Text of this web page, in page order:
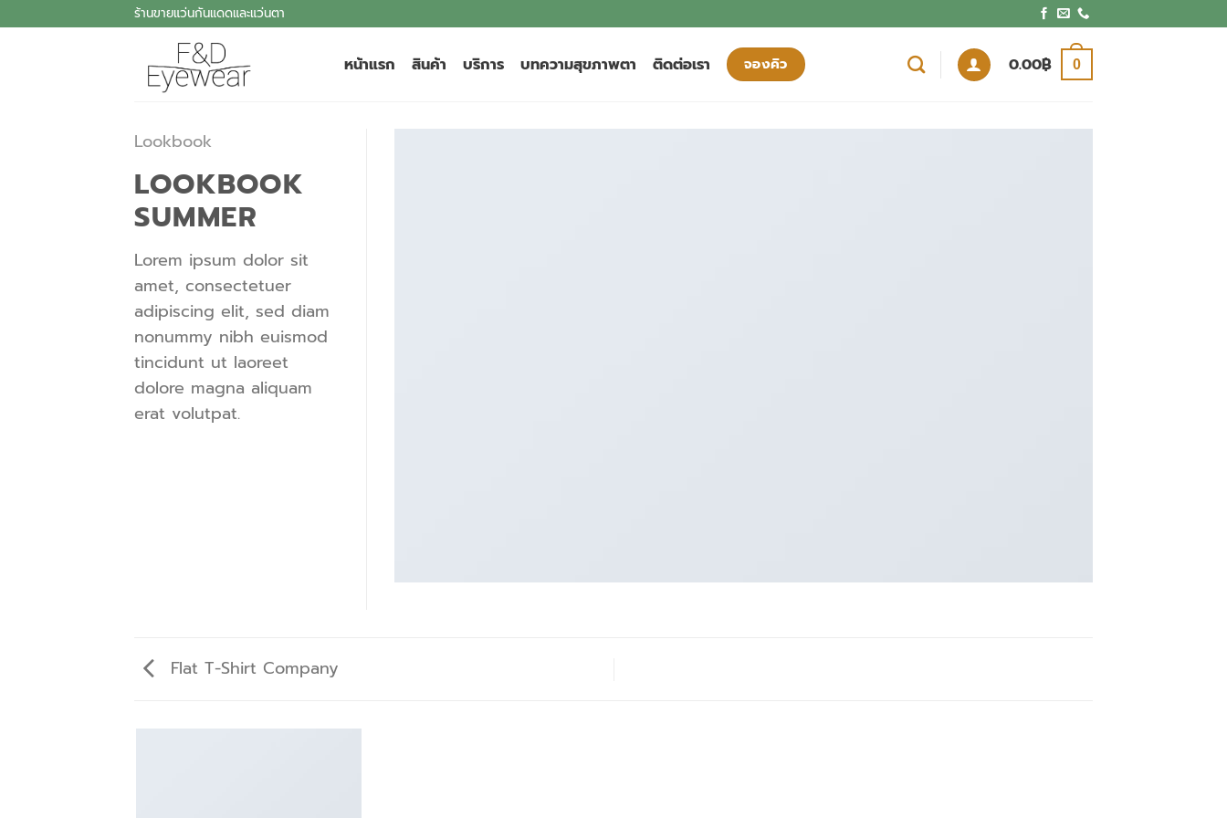
ร้านขายแว่นกันแดดและแว่นตา
หน้าแรก สินค้า บริการ บทความสุขภาพตา ติดต่อเรา จองคิว 0.00฿ 0
Lookbook
LOOKBOOK
SUMMER
Lorem ipsum dolor sit
amet, consectetuer
adipiscing elit, sed diam
nonummy nibh euismod
tincidunt ut laoreet
dolore magna aliquam
erat volutpat.
Flat T-Shirt Company